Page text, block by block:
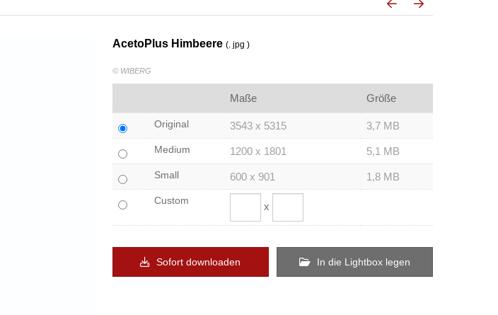
AcetoPlus Himbeere (. jpg )
© WIBERG
Maße Größe
Original 3543 x 5315 3,7 MB
Medium 1200 x 1801 5,1 MB
Small 600 x 901 1,8 MB
Custom x
Sofort downloaden In die Lightbox legen